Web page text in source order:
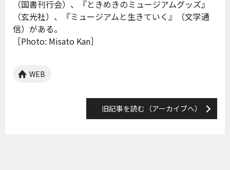
（国書刊行会）、『ときめきのミュージアムグッズ』
（玄光社）、『ミュージアムと生きていく』（文学通
信）がある。
［Photo: Misato Kan］
WEB
旧記事を読む（アーカイブへ）